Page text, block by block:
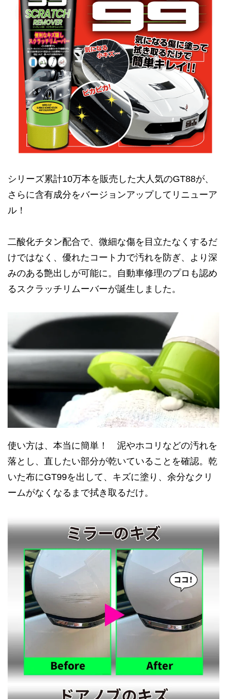
シリーズ累計10万本を販売した大人気のGT88が、
さらに含有成分をバージョンアップしてリニューア
ル！
二酸化チタン配合で、微細な傷を目立たなくするだ
けではなく、優れたコート力で汚れを防ぎ、より深
みのある艶出しが可能に。自動車修理のプロも認め
るスクラッチリムーバーが誕生しました。
使い方は、本当に簡単！ 泥やホコリなどの汚れを
落とし、直したい部分が乾いていることを確認。乾
いた布にGT99を出して、キズに塗り、余分なクリ
ームがなくなるまで拭き取るだけ。